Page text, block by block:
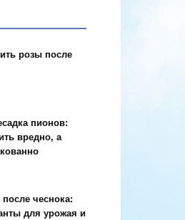
розы после
пионов:
вредно, а
чеснока:
для урожая и